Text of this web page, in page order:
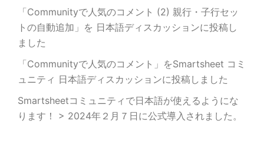
「Communityで人気のコメント (2) 親行・子行セッ
トの自動追加」を 日本語ディスカッションに投稿し
ました
「Communityで人気のコメント」をSmartsheet コミ
ュニティ 日本語ディスカッションに投稿しました
Smartsheetコミュニティで日本語が使えるようにな
ります！ > 2024年２月７日に公式導入されました。